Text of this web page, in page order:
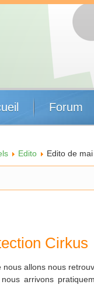
Forum
Edito Edito de
Cirkus
allons nous
arrivons